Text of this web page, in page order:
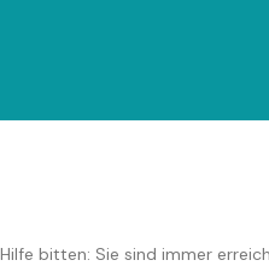
bitten: Sie sind immer